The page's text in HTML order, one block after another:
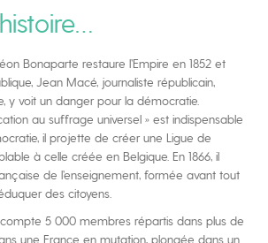
Bonaparte restaure l’Empire en 1852 et
Jean Macé, journaliste républicain,
y voit un danger pour la démocratie.
au suffrage universel » est indispensable
il projette de créer une Ligue de
à celle créée en Belgique. En 1866, il
de l’enseignement, formée avant tout
des citoyens.
5 000 membres répartis dans plus de
une France en mutation, plongée dans un